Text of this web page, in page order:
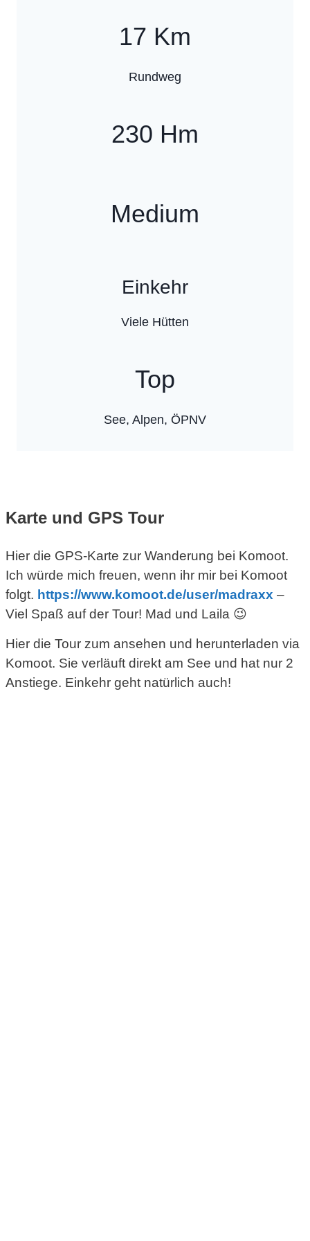
17 Km
Rundweg
230 Hm
Medium
Einkehr
Viele Hütten
Top
See, Alpen, ÖPNV
Karte und GPS Tour
Hier die GPS-Karte zur Wanderung bei Komoot.
Ich würde mich freuen, wenn ihr mir bei Komoot
folgt. https://www.komoot.de/user/madraxx –
Viel Spaß auf der Tour! Mad und Laila 😉
Hier die Tour zum ansehen und herunterladen via
Komoot. Sie verläuft direkt am See und hat nur 2
Anstiege. Einkehr geht natürlich auch!